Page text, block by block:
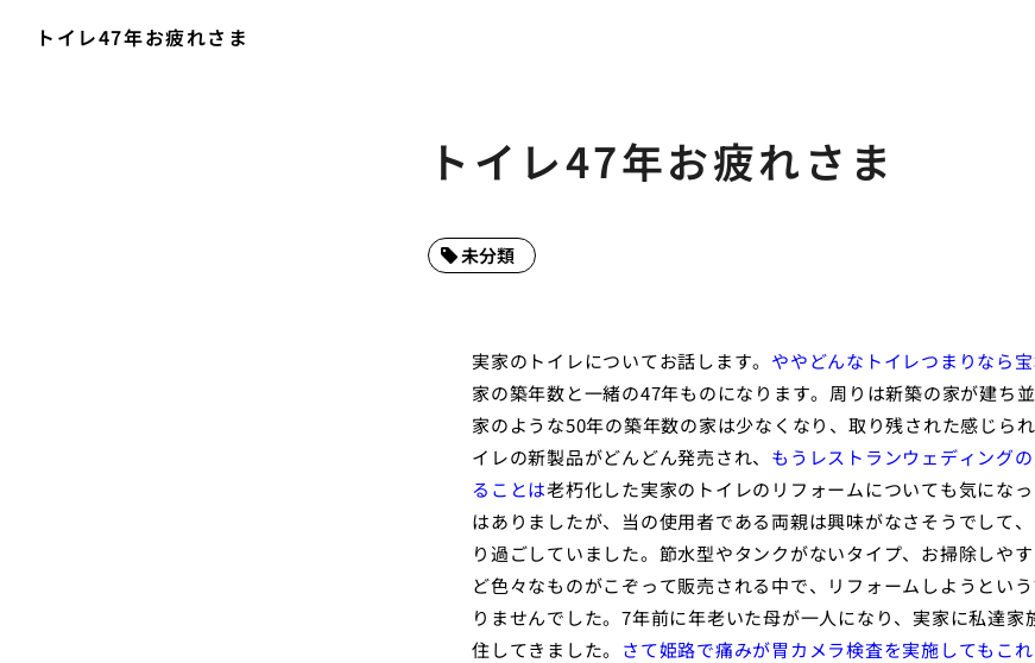
トイレ47年お疲れさま
トイレ47年お疲れさま
未分類
実家のトイレについてお話します。 ややどんなトイレつまりなら
家の築年数と一緒の47年ものになります。周りは新築の家が建ち
家のような50年の築年数の家は少なくなり、取り残された感じら
イレの新製品がどんどん発売され、 もうレストランウェディング
ることは老朽化した実家のトイレのリフォームについても気にな
はありましたが、当の使用者である両親は興味がなさそうでして
り過ごしていました。節水型やタンクがないタイプ、お掃除しや
ど色々なものがこぞって販売される中で、リフォームしようとい
りませんでした。7年前に年老いた母が一人になり、実家に私達家
住してきました。 さて姫路で痛みが胃カメラ検査を実施してもこ